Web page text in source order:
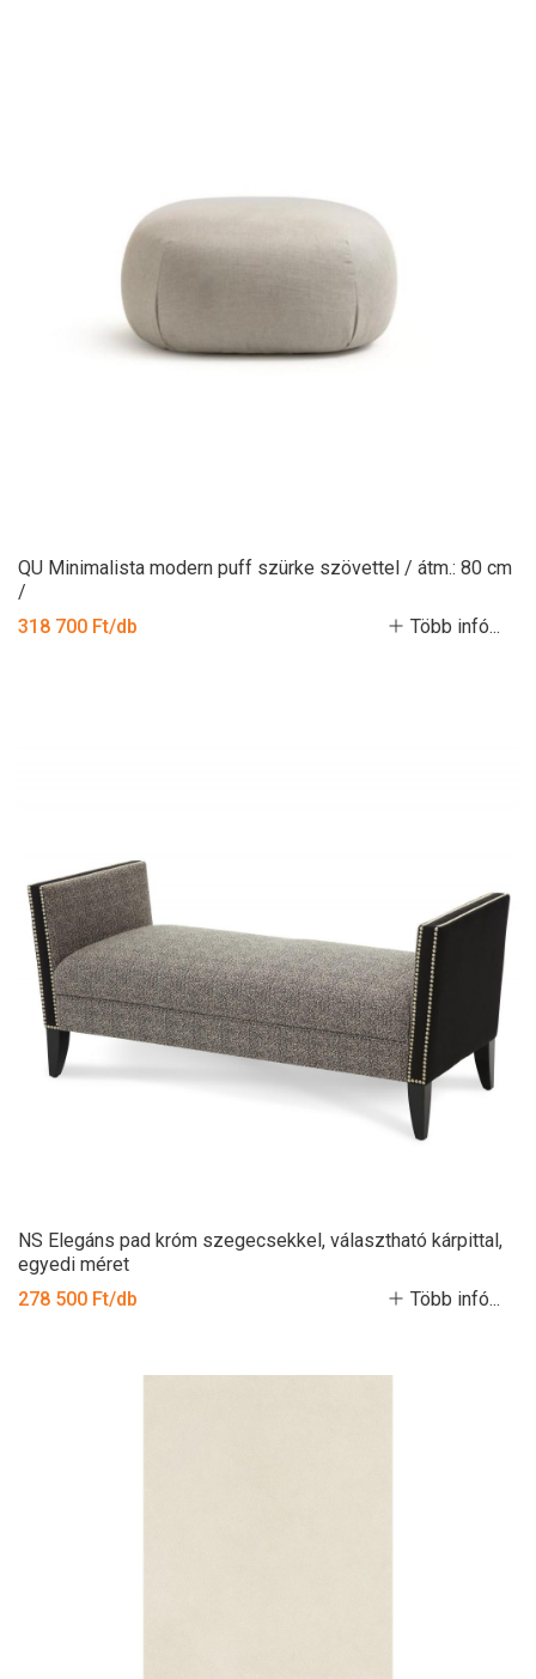
QU Minimalista modern puff szürke szövettel / átm.: 80 cm
/
318 700 Ft/db
Több infó...
NS Elegáns pad króm szegecsekkel, választható kárpittal,
egyedi méret
278 500 Ft/db
Több infó...